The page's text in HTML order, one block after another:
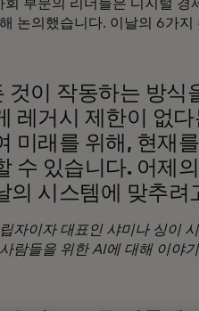
회 부문의 리더들은 디지털
논의했습니다. 이날의 6가
것이 작동하는 방식
레거시 제한이 없
미래를 위해, 현재
수 있습니다. 어제
의 시스템에 맞추려
자이자 대표인 샤미나 싱이
람들을 위한 AI에 대해 이야